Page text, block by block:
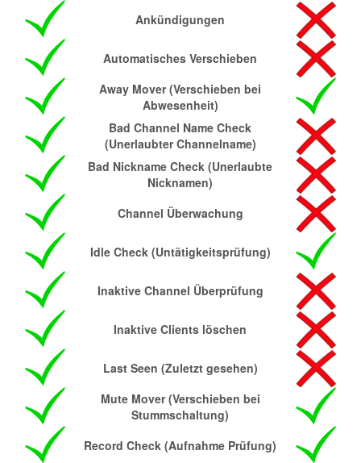
Ankündigungen
Automatisches Verschieben
Away Mover (Verschieben bei
Abwesenheit)
Bad Channel Name Check
(Unerlaubter Channelname)
Bad Nickname Check (Unerlaubte
Nicknamen)
Channel Überwachung
Idle Check (Untätigkeitsprüfung)
Inaktive Channel Überprüfung
Inaktive Clients löschen
Last Seen (Zuletzt gesehen)
Mute Mover (Verschieben bei
Stummschaltung)
Record Check (Aufnahme Prüfung)